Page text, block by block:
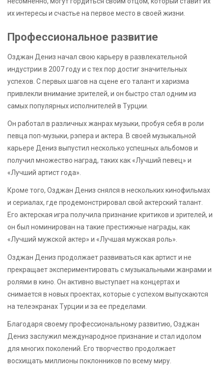
их интересы и счастье на первое место в своей жизни.
Профессиональное развитие
Озджан Дениз начал свою карьеру в развлекательной
индустрии в 2007 году и с тех пор достиг значительных
успехов. С первых шагов на сцене его талант и харизма
привлекли внимание зрителей, и он быстро стал одним из
самых популярных исполнителей в Турции.
Он работал в различных жанрах музыки, пробуя себя в роли
певца поп-музыки, рэпера и актера. В своей музыкальной
карьере Дениз выпустил несколько успешных альбомов и
получил множество наград, таких как «Лучший певец» и
«Лучший артист года».
Кроме того, Озджан Дениз снялся в нескольких кинофильмах
и сериалах, где продемонстрировал свой актерский талант.
Его актерская игра получила признание критиков и зрителей, и
он был номинирован на такие престижные награды, как
«Лучший мужской актер» и «Лучшая мужская роль».
Озджан Дениз продолжает развиваться как артист и не
прекращает экспериментировать с музыкальными жанрами и
ролями в кино. Он активно выступает на концертах и
снимается в новых проектах, которые с успехом выпускаются
на телеэкранах Турции и за ее пределами.
Благодаря своему профессиональному развитию, Озджан
Дениз заслужил международное признание и стал идолом
для многих поколений. Его творчество продолжает
восхищать миллионы поклонников по всему миру.